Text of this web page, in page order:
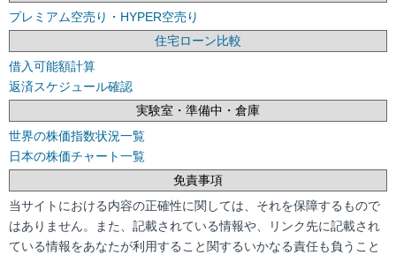
プレミアム空売り・HYPER空売り
住宅ローン比較
借入可能額計算
返済スケジュール確認
実験室・準備中・倉庫
世界の株価指数状況一覧
日本の株価チャート一覧
免責事項
当サイトにおける内容の正確性に関しては、それを保障するもので
はありません。また、記載されている情報や、リンク先に記載され
ている情報をあなたが利用すること関するいかなる責任も負うこと